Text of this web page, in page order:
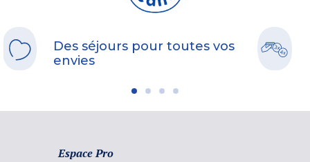
Des séjours pour toutes vos
envies
Espace Pro